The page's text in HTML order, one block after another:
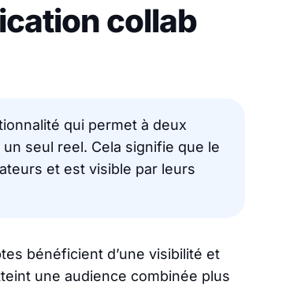
collab
qui permet à deux
seul reel. Cela signifie que le
et est visible par leurs
bénéficient d’une visibilité et
une audience combinée plus